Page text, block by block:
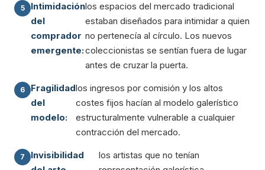
Intimidación
del
comprador
emergente:
los espacios del mercado tradicional
estaban diseñados para intimidar a quien
no pertenecía al círculo. Los nuevos
coleccionistas se sentían fuera de lugar
antes de cruzar la puerta.
Fragilidad
del
modelo:
los ingresos por comisión y los altos
costes fijos hacían al modelo galerístico
estructuralmente vulnerable a cualquier
contracción del mercado.
Invisibilidad
los artistas que no tenían